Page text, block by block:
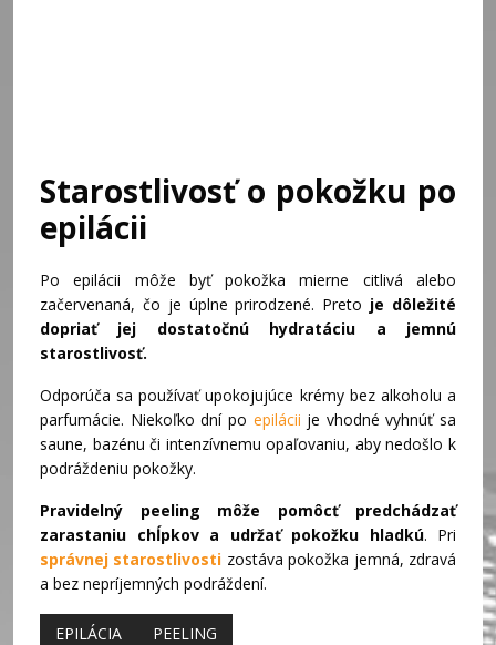
Starostlivosť o pokožku po
epilácii
Po epilácii môže byť pokožka mierne citlivá alebo
začervenaná, čo je úplne prirodzené. Preto je dôležité
dopriať jej dostatočnú hydratáciu a jemnú
starostlivosť.
Odporúča sa používať upokojujúce krémy bez alkoholu a
parfumácie. Niekoľko dní po epilácii je vhodné vyhnúť sa
saune, bazénu či intenzívnemu opaľovaniu, aby nedošlo k
podráždeniu pokožky.
Pravidelný peeling môže pomôcť predchádzať
zarastaniu chĺpkov a udržať pokožku hladkú. Pri
správnej starostlivosti zostáva pokožka jemná, zdravá
a bez nepríjemných podráždení.
EPILÁCIA PEELING